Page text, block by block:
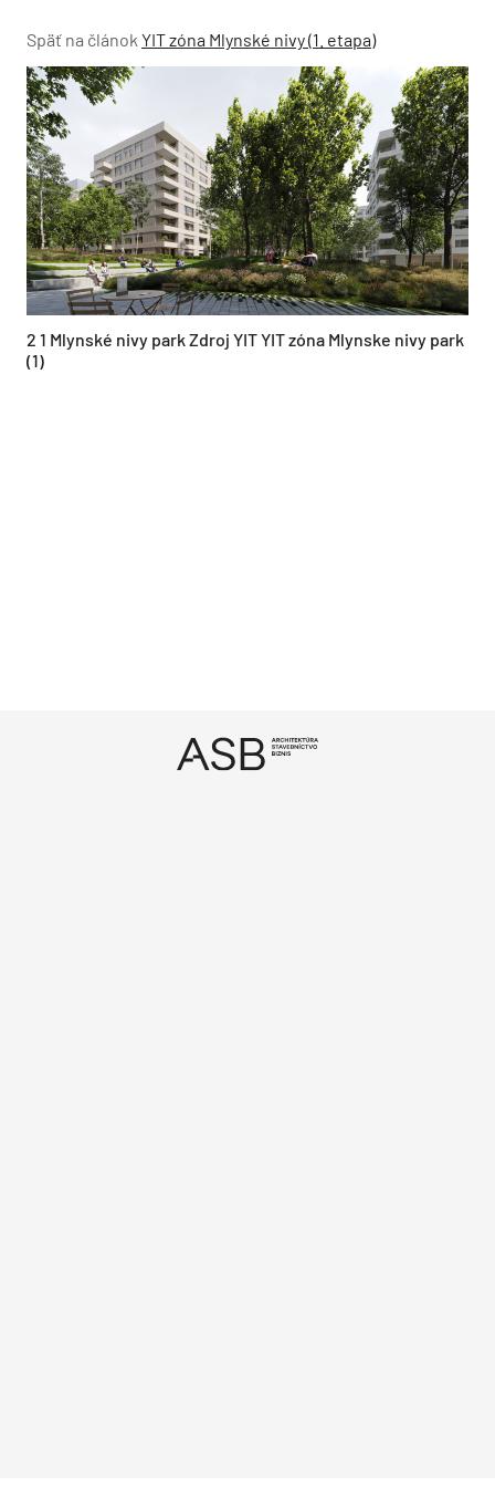
Späť na článok YIT zóna Mlynské nivy (1. etapa)
2 1 Mlynské nivy park Zdroj YIT YIT zóna Mlynske nivy park
(1)